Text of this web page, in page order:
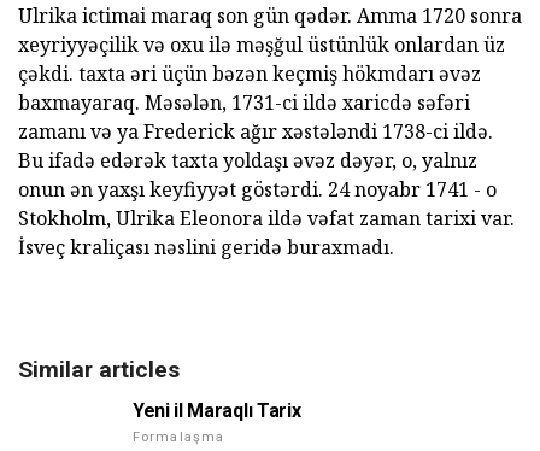
Ulrika ictimai maraq son gün qədər. Amma 1720 sonra
xeyriyyəçilik və oxu ilə məşğul üstünlük onlardan üz
çəkdi. taxta əri üçün bəzən keçmiş hökmdarı əvəz
baxmayaraq. Məsələn, 1731-ci ildə xaricdə səfəri
zamanı və ya Frederick ağır xəstələndi 1738-ci ildə.
Bu ifadə edərək taxta yoldaşı əvəz dəyər, o, yalnız
onun ən yaxşı keyfiyyət göstərdi. 24 noyabr 1741 - o
Stokholm, Ulrika Eleonora ildə vəfat zaman tarixi var.
İsveç kraliçası nəslini geridə buraxmadı.
Similar articles
Yeni il Maraqlı Tarix
Formalaşma